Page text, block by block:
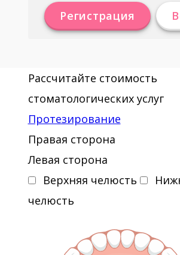
Регистрация
Рассчитайте стоимость
стоматологических услуг
Протезирование
Правая сторона
Левая сторона
Верхняя челюсть
челюсть